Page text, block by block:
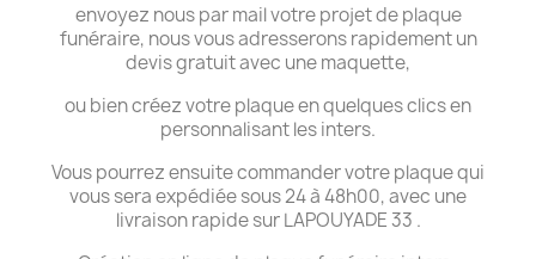
envoyez nous par mail votre projet de plaque
funéraire, nous vous adresserons rapidement un
devis gratuit avec une maquette,
ou bien créez votre plaque en quelques clics en
personnalisant les inters.
Vous pourrez ensuite commander votre plaque qui
vous sera expédiée sous 24 à 48h00, avec une
livraison rapide sur LAPOUYADE 33 .